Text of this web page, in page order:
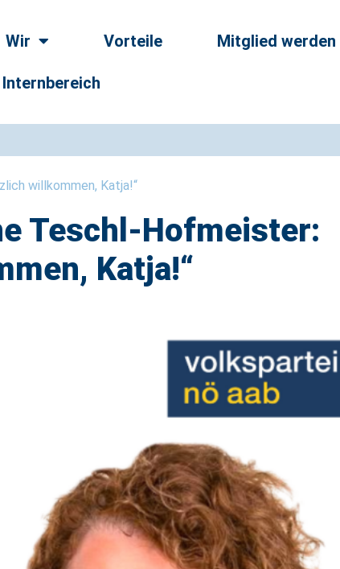
Wir Vorteile Mitglied werden
Internbereich
willkommen, Katja!“
Teschl-Hofmeister:
Katja!“